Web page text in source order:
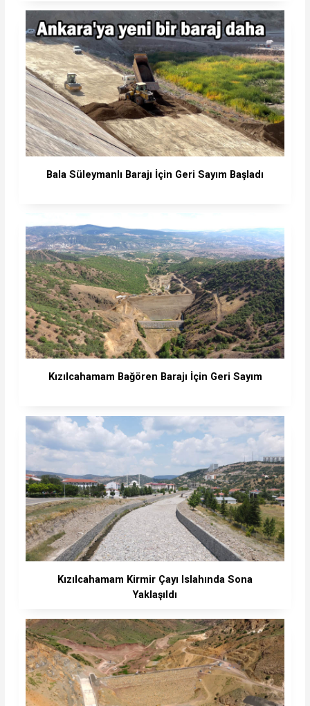
Bala Süleymanlı Barajı İçin Geri Sayım Başladı
Kızılcahamam Bağören Barajı İçin Geri Sayım
Kızılcahamam Kirmir Çayı Islahında Sona
Yaklaşıldı